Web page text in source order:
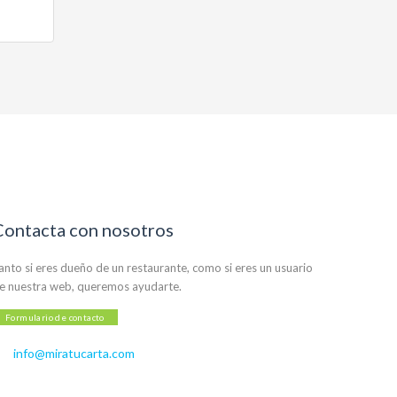
con nosotros
si eres dueño de un restaurante, como si eres un usuario
nuestra web, queremos ayudarte.
Formulario de contacto
info@miratucarta.com